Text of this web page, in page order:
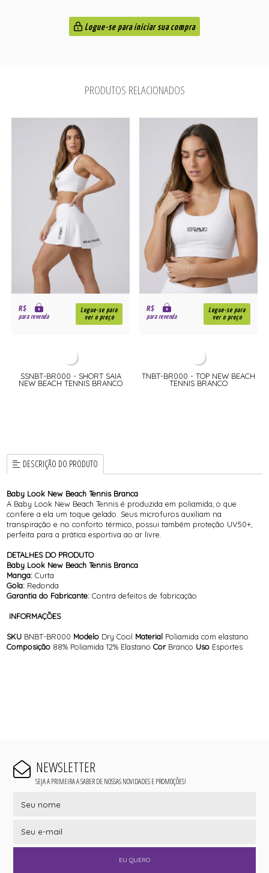
Logue-se para iniciar sua compra
PRODUTOS RELACIONADOS
R$
para revenda
Logue-se para
ver o preço
SSNBT-BR000 - SHORT SAIA
NEW BEACH TENNIS BRANCO
R$
para revenda
Logue-se para
ver o preço
TNBT-BR000 - TOP NEW BEACH
TENNIS BRANCO
DESCRIÇÃO DO PRODUTO
Baby Look New Beach Tennis Branca
A Baby Look New Beach Tennis é produzida em poliamida, o que
confere a ela um toque gelado. Seus microfuros auxiliam na
transpiração e no conforto térmico, possui também proteção UV50+,
perfeita para a prática esportiva ao ar livre.
DETALHES DO PRODUTO
Baby Look New Beach Tennis Branca
Manga:Curta
Gola: Redonda
Garantia do Fabricante:Contra defeitos de fabricação
INFORMAÇÕES
SKU BNBT-BR000 Modelo Dry Cool Material Poliamida com elastano
Composição 88% Poliamida 12% ElastanoCorBranco Uso Esportes
NEWSLETTER
SEJA A PRIMEIRA A SABER DE NOSSAS NOVIDADES E PROMOÇÕES!
EU QUERO